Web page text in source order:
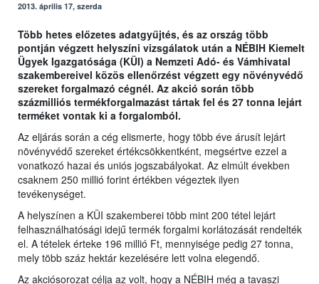
2013. április 17, szerda
Több hetes előzetes adatgyűjtés, és az ország több
pontján végzett helyszíni vizsgálatok után a NÉBIH Kiemelt
Ügyek Igazgatósága (KÜI) a Nemzeti Adó- és Vámhivatal
szakembereivel közös ellenőrzést végzett egy növényvédő
szereket forgalmazó cégnél. Az akció során több
százmilliós termékforgalmazást tártak fel és 27 tonna lejárt
terméket vontak ki a forgalomból.
Az eljárás során a cég elismerte, hogy több éve árusít lejárt
növényvédő szereket értékcsökkentként, megsértve ezzel a
vonatkozó hazai és uniós jogszabályokat. Az elmúlt években
csaknem 250 millió forint értékben végeztek ilyen
tevékenységet.
A helyszínen a KÜI szakemberei több mint 200 tétel lejárt
felhasználhatósági idejű termék forgalmi korlátozását rendelték
el. A tételek érteke 196 millió Ft, mennyisége pedig 27 tonna,
mely több száz hektár kezelésére lett volna elegendő.
Az akciósorozat célja az volt, hogy a NÉBIH még a tavaszi